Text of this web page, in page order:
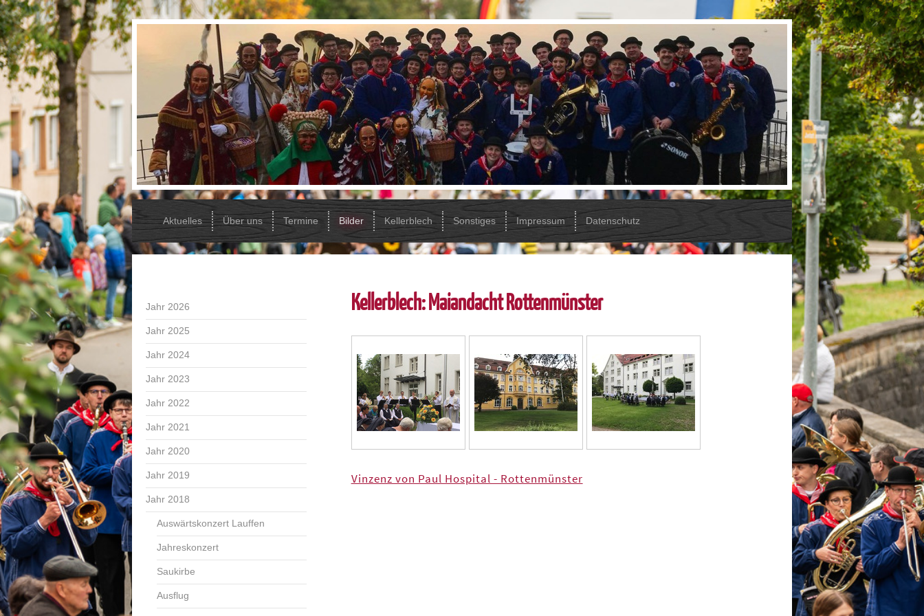
Aktuelles Über uns Termine Bilder Kellerblech Sonstiges Impressum Datenschutz
Kellerblech: Maiandacht Rottenmünster
Vinzenz von Paul Hospital - Rottenmünster
Jahr 2026
Jahr 2025
Jahr 2024
Jahr 2023
Jahr 2022
Jahr 2021
Jahr 2020
Jahr 2019
Jahr 2018
Auswärtskonzert Lauffen
Jahreskonzert
Saukirbe
Ausflug